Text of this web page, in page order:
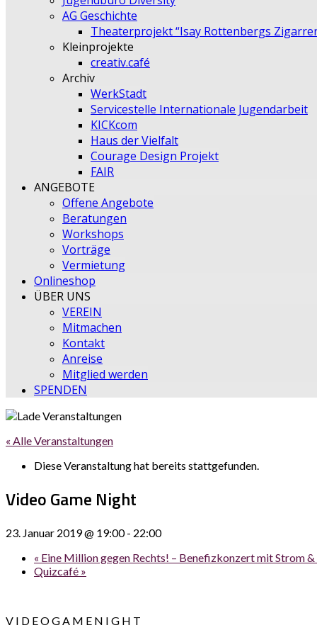
AG Geschichte
Theaterprojekt “Isay Rottenbergs
Kleinprojekte
creativ.café
Archiv
WerkStadt
Servicestelle Internationale Jugendarbeit
KICKcom
Haus der Vielfalt
Courage Design Projekt
FAIR
ANGEBOTE
Offene Angebote
Beratungen
Workshops
Vorträge
Vermietung
Onlineshop
ÜBER UNS
VEREIN
Mitmachen
Kontakt
Anreise
Mitglied werden
SPENDEN
« Alle Veranstaltungen
Diese Veranstaltung hat bereits stattgefunden.
Video Game Night
23. Januar 2019 @ 19:00- 22:00
« Eine Million gegen Rechts! – Benefizkonzert mit Strom &
Quizcafé »
V I D E O G A M E N I G H T